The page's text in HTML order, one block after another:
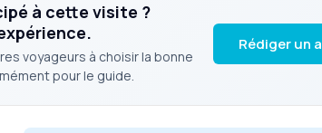
à cette visite ?
voyageurs à choisir la bonne
pour le guide.
Rédiger un